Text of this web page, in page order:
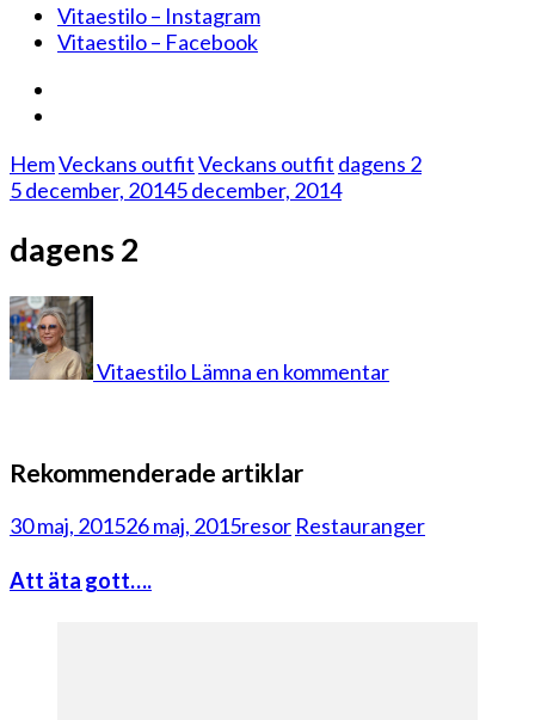
Vitaestilo – Instagram
Vitaestilo – Facebook
HemVeckans outfitVeckans outfit dagens 2
5 december, 20145 december, 2014
dagens 2
Vitaestilo Lämna en kommentar
Rekommenderade artiklar
30 maj, 201526 maj, 2015resor Restauranger
Att äta gott….